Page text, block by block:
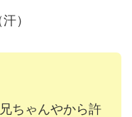
）
ちゃんやから許